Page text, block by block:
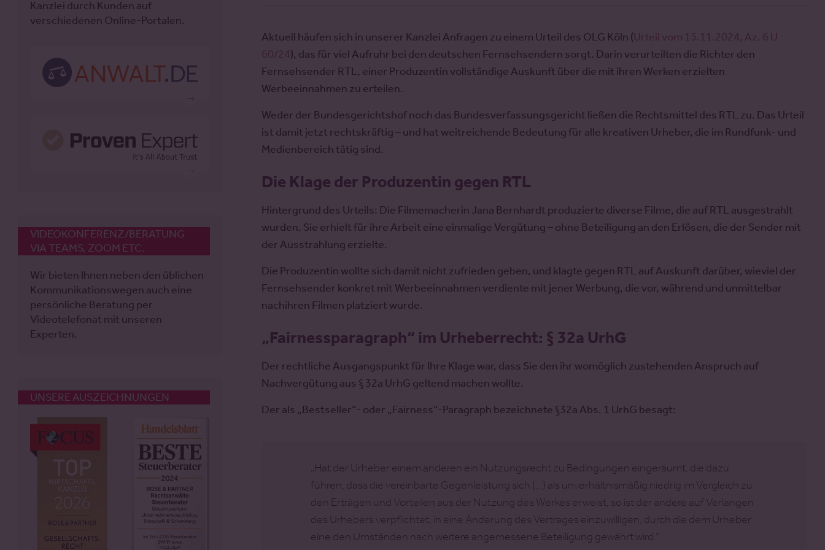
Aktuell häufen sich in unserer Kanzlei Anfragen zu einem Urteil des OLG Köln (Urteil vom 15.11.2024, Az. 6 U
60/24), das für viel Aufruhr bei den deutschen Fernsehsendern sorgt. Darin verurteilten die Richter den
Fernsehsender RTL, einer Produzentin vollständige Auskunft über die mit ihren Werken erzielten
Werbeeinnahmen zu erteilen.
Weder der Bundesgerichtshof noch das Bundesverfassungsgericht ließen die Rechtsmittel des RTL zu. Das Urteil
ist damit jetzt rechtskräftig – und hat weitreichende Bedeutung für alle kreativen Urheber, die im Rundfunk- und
Medienbereich tätig sind.
Die Klage der Produzentin gegen RTL
Hintergrund des Urteils: Die Filmemacherin Jana Bernhardt produzierte diverse Filme, die auf RTL ausgestrahlt
wurden. Sie erhielt für ihre Arbeit eine einmalige Vergütung – ohne Beteiligung an den Erlösen, die der Sender mit
der Ausstrahlung erzielte.
Die Produzentin wollte sich damit nicht zufrieden geben, und klagte gegen RTL auf Auskunft darüber, wieviel der
Fernsehsender konkret mit Werbeeinnahmen verdiente mit jener Werbung, die vor, während und unmittelbar
nachihren Filmen platziert wurde.
„Fairnessparagraph“ im Urheberrecht: § 32a UrhG
Der rechtliche Ausgangspunkt für Ihre Klage war, dass Sie den ihr womöglich zustehenden Anspruch auf
Nachvergütung aus § 32a UrhG geltend machen wollte.
Der als „Bestseller“- oder „Fairness“-Paragraph bezeichnete §32a Abs. 1 UrhG besagt:
„Hat der Urheber einem anderen ein Nutzungsrecht zu Bedingungen eingeräumt, die dazu
führen, dass die vereinbarte Gegenleistung sich (…) als unverhältnismäßig niedrig im Vergleich zu
den Erträgen und Vorteilen aus der Nutzung des Werkes erweist, so ist der andere auf Verlangen
des Urhebers verpflichtet, in eine Änderung des Vertrages einzuwilligen, durch die dem Urheber
eine den Umständen nach weitere angemessene Beteiligung gewährt wird.“
Kanzlei durch Kunden auf
verschiedenen Online-Portalen.
VIDEOKONFERENZ/BERATUNG
VIA TEAMS, ZOOM ETC.
Wir bieten Ihnen neben den üblichen
Kommunikationswegen auch eine
persönliche Beratung per
Videotelefonat mit unseren
Experten.
UNSERE AUSZEICHNUNGEN